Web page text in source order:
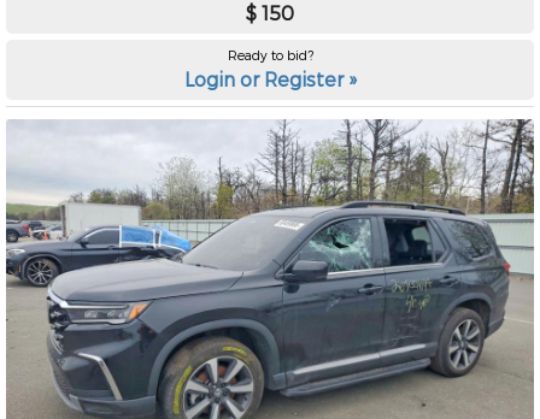
$ 150
Ready to bid?
Login or Register »